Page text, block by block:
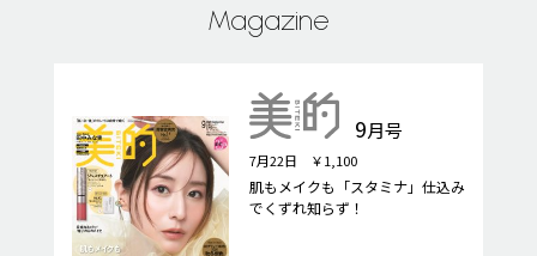
Magazine
9月号
7月22日 ￥1,100
肌もメイクも「スタミナ」仕込み
でくずれ知らず！